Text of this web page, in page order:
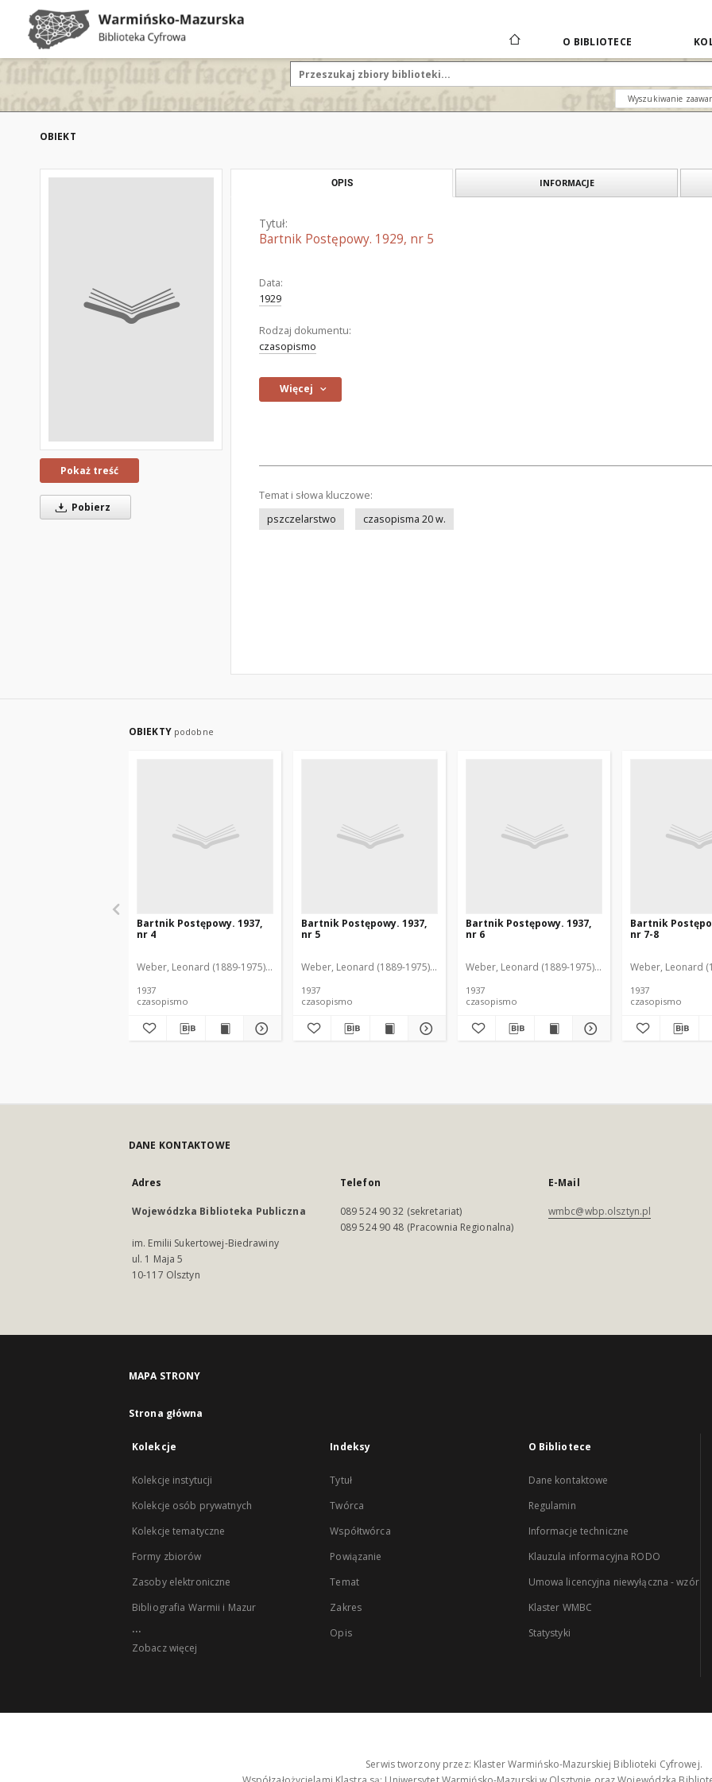
O BIBLIOTECE
Wyszukiwanie
OBIEKT
Pokaż treść
Pobierz
OPIS INFORMACJE
Tytuł:
Bartnik Postępowy. 1929, nr 5
Data:
1929
Rodzaj dokumentu:
czasopismo
Więcej
Temat i słowa kluczowe:
pszczelarstwo
czasopisma 20 w.
OBIEKTY podobne
Bartnik Postępowy. 1937,
nr 4
Weber, Leonard (1889-1975). Red. Ciesielski, Teofil (1846-1916). Red.
1937
czasopismo
Bartnik Postępowy. 1937,
nr 5
Weber, Leonard (1889-1975). Red. Ciesielski, Teofil (1846-1916). Red.
1937
czasopismo
Bartnik Postępowy. 1937,
nr 6
Weber, Leonard (1889-1975). Red. Ciesielski, Teofil
1937
czasopismo
Bartnik
nr 7-8
Weber, Leonard
1937
czasopismo
DANE KONTAKTOWE
Adres
Wojewódzka Biblioteka Publiczna
im. Emilii Sukertowej-Biedrawiny
ul. 1 Maja 5
10-117 Olsztyn
Telefon
089 524 90 32 (sekretariat)
089 524 90 48 (Pracownia Regionalna)
E-Mail
wmbc@wbp.olsztyn.pl
MAPA STRONY
Strona główna
Kolekcje
Kolekcje instytucji
Kolekcje osób prywatnych
Kolekcje tematyczne
Formy zbiorów
Zasoby elektroniczne
Bibliografia Warmii i Mazur
...
Zobacz więcej
Indeksy
Tytuł
Twórca
Współtwórca
Powiązanie
Temat
Zakres
Opis
O Bibliotece
Dane kontaktowe
Regulamin
Informacje techniczne
Klauzula informacyjna RODO
Umowa licencyjna niewyłączna - wzór
Klaster WMBC
Statystyki
Serwis tworzony przez: Klaster Warmińsko-Mazurskiej Biblioteki Cyfrowej.